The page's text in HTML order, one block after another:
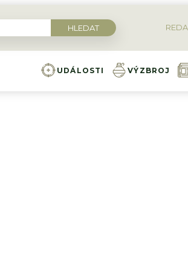
UDÁLOSTI VÝZBROJ